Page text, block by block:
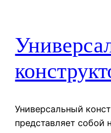
Универсальный
представляет собой